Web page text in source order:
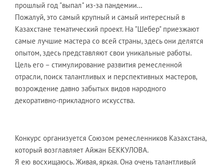
прошлый год "выпал" из-за пандемии…
Пожалуй, это самый крупный и самый интересный в
Казахстане тематический проект. На "Шебер" приезжают
самые лучшие мастера со всей страны, здесь они делятся
опытом, здесь представляют свои уникальные работы.
Цель его – стимулирование развития ремесленной
отрасли, поиск талантливых и перспективных мастеров,
возрождение давно забытых видов народного
декоративно-прикладного искусства.
Конкурс организуется Союзом ремесленников Казахстана,
который возглавляет Айжан БЕККУЛОВА.
Я ею восхищаюсь. Живая, яркая. Она очень талантливый